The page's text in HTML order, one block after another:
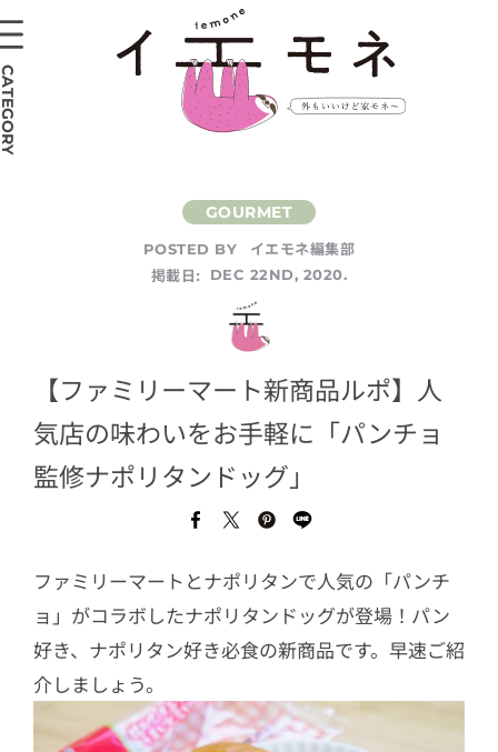
POSTED BY
イエモネ編集部
掲載日:
DEC 22ND, 2020.
【ファミリーマート新商品ルポ】人
気店の味わいをお手軽に「パンチョ
監修ナポリタンドッグ」
ファミリーマートとナポリタンで人気の「パンチ
ョ」がコラボしたナポリタンドッグが登場！パン
好き、ナポリタン好き必食の新商品です。早速ご紹
介しましょう。